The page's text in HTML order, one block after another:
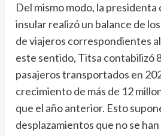
Del mismo modo, la
insular realizó un balance de
de viajeros correspondientes
este sentido, Titsa contabilizó
pasajeros transportados en
crecimiento de más de 12
que el año anterior. Esto
desplazamientos que no se